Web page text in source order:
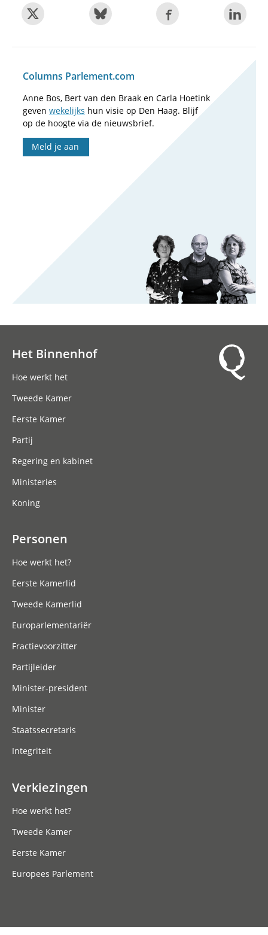
Columns Parlement.com
Anne Bos, Bert van den Braak en Carla Hoetink
geven wekelijks hun visie op Den Haag. Blijf
op de hoogte via de nieuwsbrief.
Meld je aan
Het Binnenhof
Hoe werkt het
Tweede Kamer
Eerste Kamer
Partij
Regering en kabinet
Ministeries
Koning
Personen
Hoe werkt het?
Eerste Kamerlid
Tweede Kamerlid
Europarlementariër
Fractievoorzitter
Partijleider
Minister-president
Minister
Staatssecretaris
Integriteit
Verkiezingen
Hoe werkt het?
Tweede Kamer
Eerste Kamer
Europees Parlement